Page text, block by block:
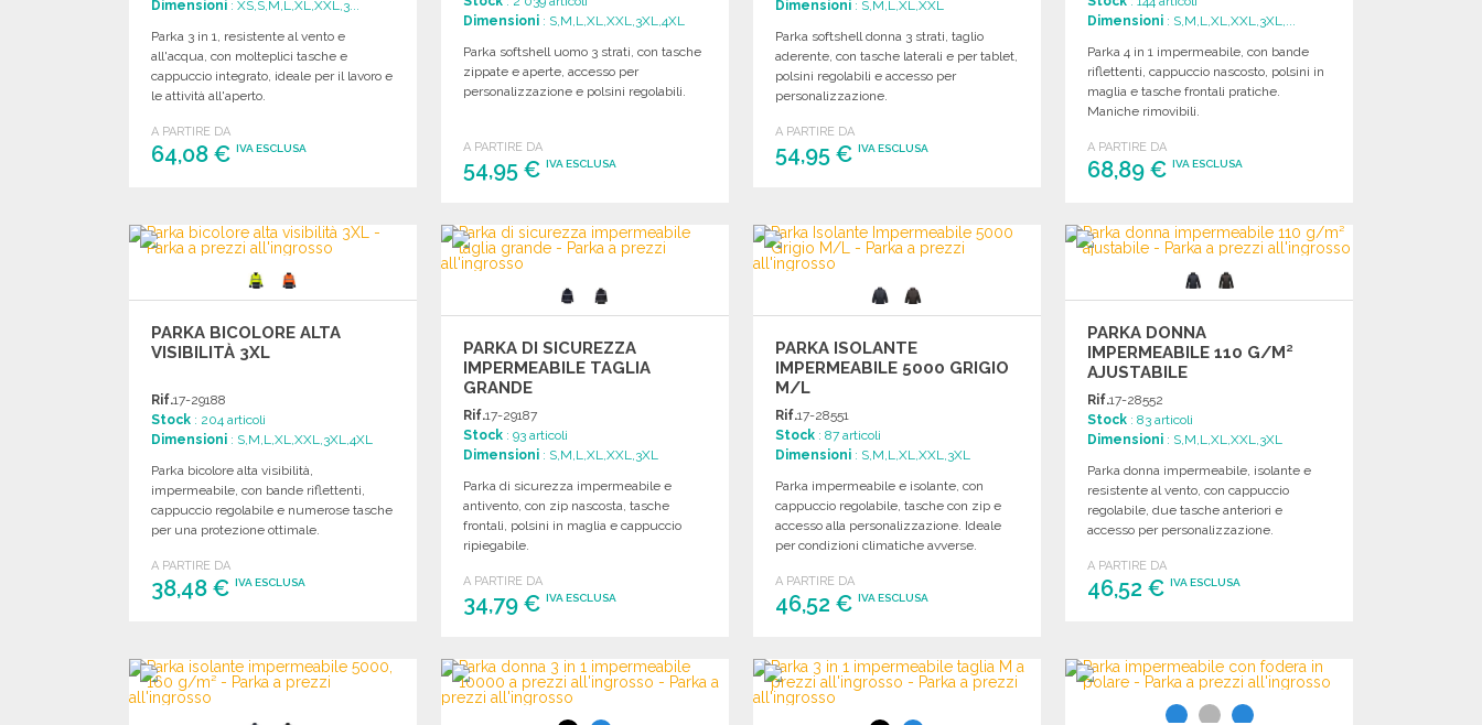
Dimensioni : XS,S,M,L,XL,XXL,3...
Parka 3 in 1, resistente al vento e
all'acqua, con molteplici tasche e
cappuccio integrato, ideale per il lavoro e
le attività all'aperto.
A PARTIRE DA
64,08 € IVA ESCLUSA
Richiedi un preventivo
Dimensioni : S,M,L,XL,XXL,3XL,4XL
Parka softshell uomo 3 strati, con tasche
zippate e aperte, accesso per
personalizzazione e polsini regolabili.
A PARTIRE DA
54,95 €IVA ESCLUSA
Richiedi un preventivo
Dimensioni : S,M,L,XL,XXL
Parka softshell donna 3 strati, taglio
aderente, con tasche laterali e per tablet,
polsini regolabili e accesso per
personalizzazione.
A PARTIRE DA
54,95 €IVA ESCLUSA
Richiedi un preventivo
Dimensioni : S,M,L,XL,XXL,3XL,...
Parka 4 in 1 impermeabile, con bande
riflettenti, cappuccio nascosto, polsini in
maglia e tasche frontali pratiche.
Maniche rimovibili.
A PARTIRE DA
68,89 €IVA ESCLUSA
Richiedi un preventivo
PARKA BICOLORE ALTA
VISIBILITÀ 3XL
Rif.17-29188
Stock : 204 articoli
Dimensioni : S,M,L,XL,XXL,3XL,4XL
Parka bicolore alta visibilità,
impermeabile, con bande riflettenti,
cappuccio regolabile e numerose tasche
per una protezione ottimale.
A PARTIRE DA
38,48 € IVA ESCLUSA
Richiedi un preventivo
PARKA DI SICUREZZA
IMPERMEABILE TAGLIA
GRANDE
Rif.17-29187
Stock : 93 articoli
Dimensioni : S,M,L,XL,XXL,3XL
Parka di sicurezza impermeabile e
antivento, con zip nascosta, tasche
frontali, polsini in maglia e cappuccio
ripiegabile.
A PARTIRE DA
34,79 €IVA ESCLUSA
Richiedi un preventivo
PARKA ISOLANTE
IMPERMEABILE 5000 GRIGIO
M/L
Rif.17-28551
Stock : 87 articoli
Dimensioni : S,M,L,XL,XXL,3XL
Parka impermeabile e isolante, con
cappuccio regolabile, tasche con zip e
accesso alla personalizzazione. Ideale
per condizioni climatiche avverse.
A PARTIRE DA
46,52 €IVA ESCLUSA
Richiedi un preventivo
PARKA DONNA
IMPERMEABILE 110 G/M²
AJUSTABILE
Rif.17-28552
Stock : 83 articoli
Dimensioni : S,M,L,XL,XXL,3XL
Parka donna impermeabile, isolante e
resistente al vento, con cappuccio
regolabile, due tasche anteriori e
accesso per personalizzazione.
A PARTIRE DA
46,52 €IVA ESCLUSA
Richiedi un preventivo